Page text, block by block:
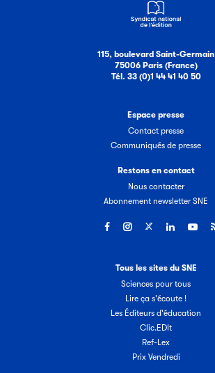
115, boulevard Saint-Germain
75006 Paris (France)
Tél. 33 (0)1 44 41 40 50
Espace presse
Contact presse
Communiqués de presse
Restons en contact
Nous contacter
Abonnement newsletter SNE
Tous les sites du SNE
Sciences pour tous
Lire ça s'écoute !
Les Éditeurs d'éducation
Clic.EDIt
Ref-Lex
Prix Vendredi